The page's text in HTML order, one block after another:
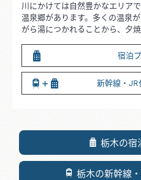
川にかけては自然豊かなエリア
温泉郷があります。多くの温泉
がら湯につかれることから、夕
宿泊
新幹線・JR
栃木の宿
栃木の新幹線